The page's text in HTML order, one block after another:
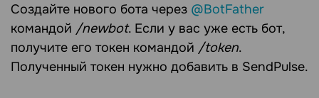
Создайте нового бота через @BotFather
командой /newbot. Если у вас уже есть бот,
получите его токен командой /token.
Полученный токен нужно добавить в SendPulse.